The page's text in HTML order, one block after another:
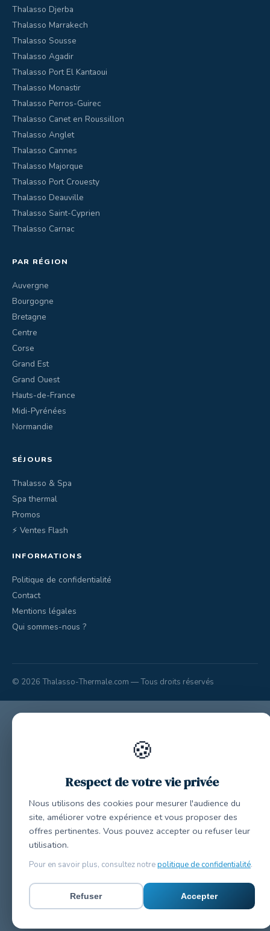
Thalasso Djerba
Thalasso Marrakech
Thalasso Sousse
Thalasso Agadir
Thalasso Port El Kantaoui
Thalasso Monastir
Thalasso Perros-Guirec
Thalasso Canet en Roussillon
Thalasso Anglet
Thalasso Cannes
Thalasso Majorque
Thalasso Port Crouesty
Thalasso Deauville
Thalasso Saint-Cyprien
Thalasso Carnac
PAR RÉGION
Auvergne
Bourgogne
Bretagne
Centre
Corse
Grand Est
Grand Ouest
Hauts-de-France
Midi-Pyrénées
Normandie
SÉJOURS
Thalasso & Spa
Spa thermal
Promos
⚡ Ventes Flash
INFORMATIONS
Politique de confidentialité
Contact
Mentions légales
Qui sommes-nous ?
© 2026 Thalasso-Thermale.com — Tous droits réservés
🍪
Respect de votre vie privée
Nous utilisons des cookies pour mesurer l'audience du
site, améliorer votre expérience et vous proposer des
offres pertinentes. Vous pouvez accepter ou refuser leur
utilisation.
Pour en savoir plus, consultez notrepolitique de confidentialité.
Refuser Accepter